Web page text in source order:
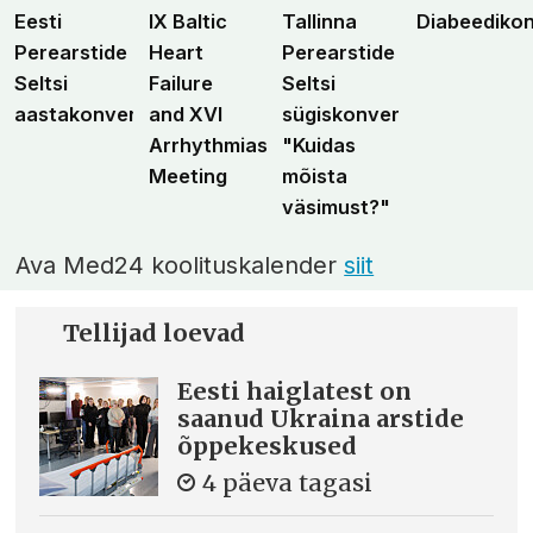
Eesti
Perearstide
Seltsi
aastakonverents
IX Baltic
Heart
Failure
and XVI
Arrhythmias
Meeting
Tallinna
Perearstide
Seltsi
sügiskonverents
"Kuidas
mõista
väsimust?"
Ava Med24 koolituskalendersiit
Tellijad loevad
Eesti haiglatest on
saanud Ukraina arstide
õppekeskused
4 päeva tagasi